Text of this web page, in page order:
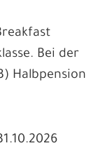
Bei der
Halbpension